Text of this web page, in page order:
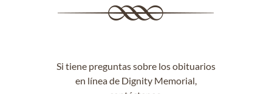
Si tiene preguntas sobre los obituarios
en línea de Dignity Memorial,